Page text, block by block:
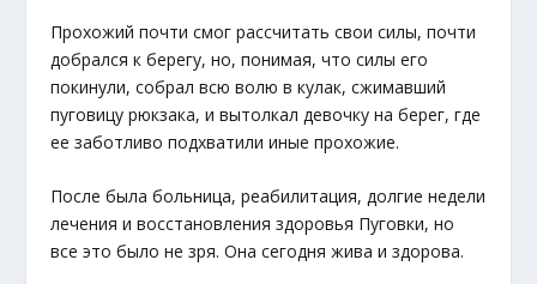
Прохожий почти смог рассчитать свои силы, почти
добрался к берегу, но, понимая, что силы его
покинули, собрал всю волю в кулак, сжимавший
пуговицу рюкзака, и вытолкал девочку на берег, где
ее заботливо подхватили иные прохожие.
После была больница, реабилитация, долгие недели
лечения и восстановления здоровья Пуговки, но
все это было не зря. Она сегодня жива и здорова.